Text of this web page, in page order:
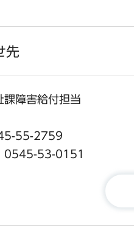
先
課障害給付担当
55-2759
0545-53-0151